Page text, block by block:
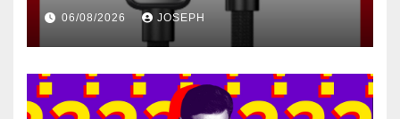
06/08/2026 JOSEPH